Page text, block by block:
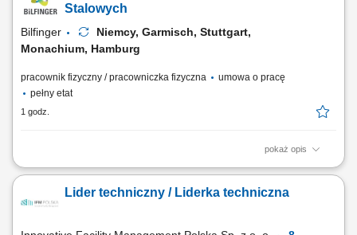
ramach swoich obowiązków. Pobieranie z magazynu i rozliczanie
Stalowych
Bilfinger
Niemcy, Garmisch, Stuttgart,
Monachium, Hamburg
pracownik fizyczny / pracowniczka fizyczna
umowa o pracę
pełny etat
1 godz.
pokaż opis
Opis stanowiska: Spawanie konstrukcji stalowych oraz elementów
materiałów do spawania zgodnie z dokumentacją techniczną.
Wykonywanie napraw maszyn i urządzeń pracujących na placach
Lider techniczny / Liderka techniczna